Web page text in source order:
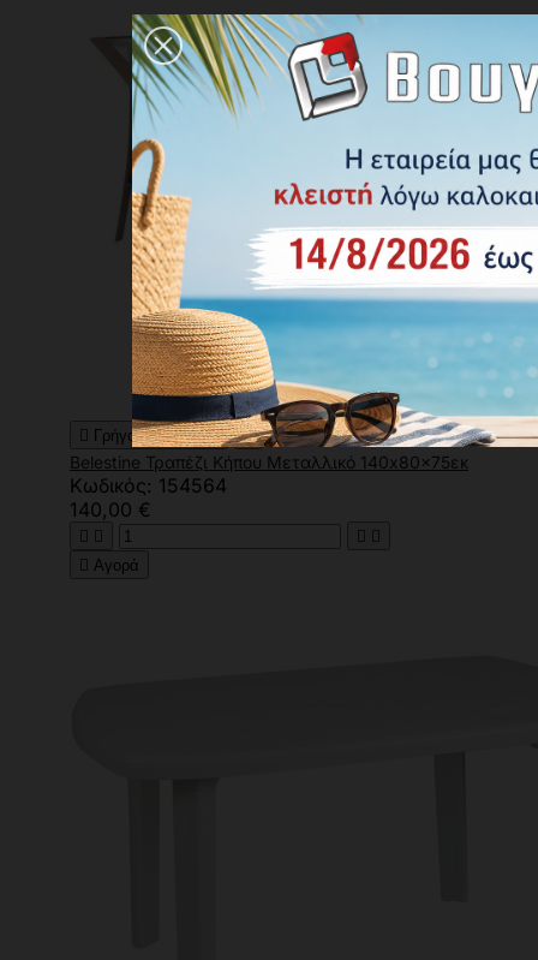
 Γρήγορη προβολή 
Belestine Τραπέζι Κήπου Μεταλλικό 140x80x75εκ
Κωδικός: 154564
140,00 €
   
 Αγορά